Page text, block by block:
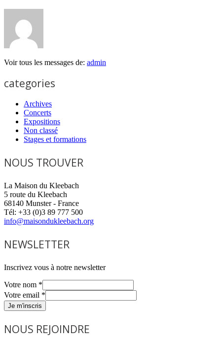
Voir tous les messages de: admin
categories
Archives
Concerts
Expositions
Non classé
Stages et formations
NOUS TROUVER
La Maison du Kleebach
5 route du Kleebach
68140 Munster - France
Tél: +33 (0)3 89 777 500
info@maisondukleebach.org
NEWSLETTER
Inscrivez vous à notre newsletter
Votre nom *
Votre email *
Je m'inscris
NOUS REJOINDRE